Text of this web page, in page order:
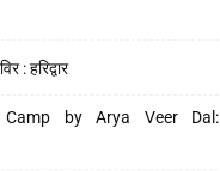
: हरिद्वार
Camp by Arya Veer Dal: